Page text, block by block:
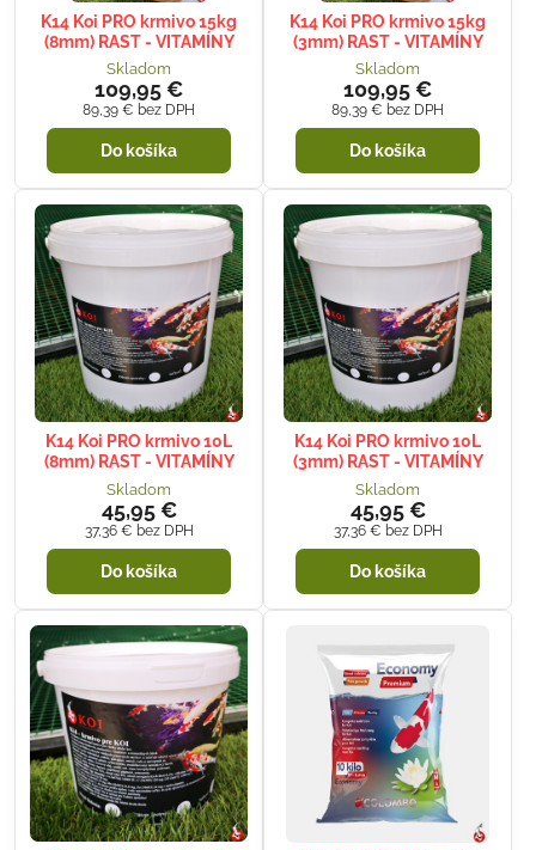
K14 Koi PRO krmivo 15kg
(8mm) RAST - VITAMÍNY
Skladom
109,95 €
89,39 € bez DPH
Do košíka
K14 Koi PRO krmivo 15kg
(3mm) RAST - VITAMÍNY
Skladom
109,95 €
89,39 € bez DPH
Do košíka
K14 Koi PRO krmivo 10L
(8mm) RAST - VITAMÍNY
Skladom
45,95 €
37,36 € bez DPH
Do košíka
K14 Koi PRO krmivo 10L
(3mm) RAST - VITAMÍNY
Skladom
45,95 €
37,36 € bez DPH
Do košíka